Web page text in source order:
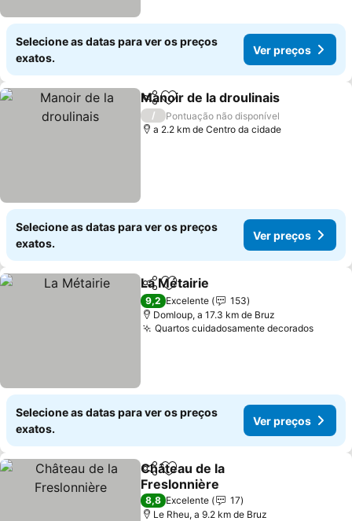
Selecione as datas para ver os preços
exatos.
Ver preços
PartilharAdicionar aos favoritos
Manoir de la droulinais
/
Pontuação não disponível
a 2.2 km de Centro da cidade
Selecione as datas para ver os preços
exatos.
Ver preços
PartilharAdicionar aos favoritos
La Métairie
9,2 Excelente
153
Domloup, a 17.3 km de Bruz
Quartos cuidadosamente decoradosVer
Selecione as datas para ver os preços
exatos.
Ver preços
PartilharAdicionar aos favoritos
Château de la
Freslonnière
Ver preços
8,8 Excelente
17
Le Rheu, a 9.2 km de Bruz